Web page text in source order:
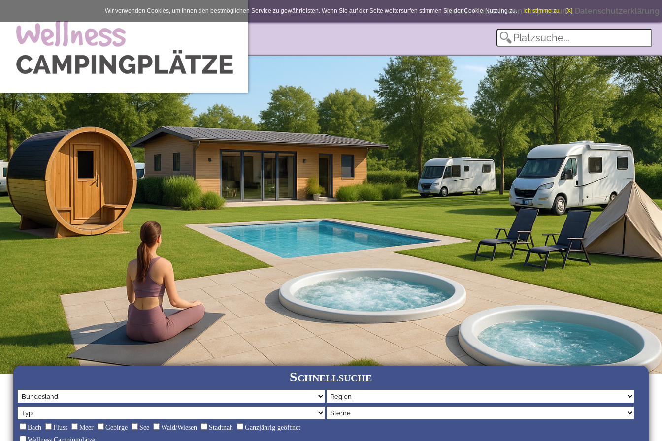
News Plätze finden Impressum Datenschutzerklärung
Schnellsuche
Bach Fluss Meer Gebirge See Wald/Wiesen Stadtnah
Ganzjährig geöffnet
Wir verwenden Cookies, um Ihnen den bestmöglichen Service zu gewährleisten. Wenn Sie auf der Seite weitersurfen stimmen Sie der Cookie-Nutzung zu. Ich stimme zu [X]